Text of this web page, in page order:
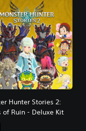
Hunter Stories 2:
of Ruin - Deluxe Kit